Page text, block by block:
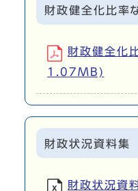
財政健全化比率
財政健全化
1.07MB)
財政状況資料集
財政状況資